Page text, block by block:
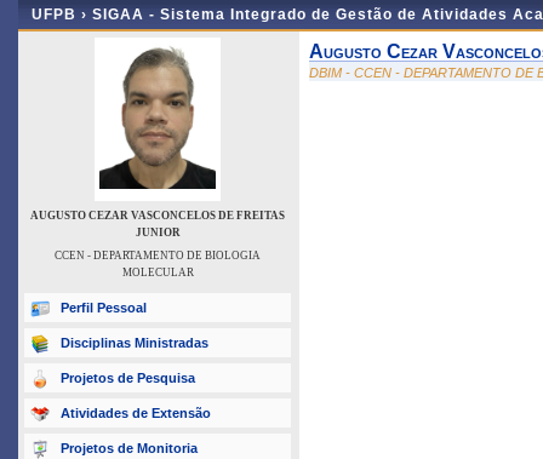
UFPB › SIGAA - Sistema Integrado de Gestão de Atividades
AUGUSTO CEZAR VASCONCELOS DE FREITAS
JUNIOR
CCEN - DEPARTAMENTO DE BIOLOGIA
MOLECULAR
Perfil Pessoal
Disciplinas Ministradas
Projetos de Pesquisa
Atividades de Extensão
Projetos de Monitoria
Augusto Cezar
DBIM - CCEN - DEPARTAMENTO DE